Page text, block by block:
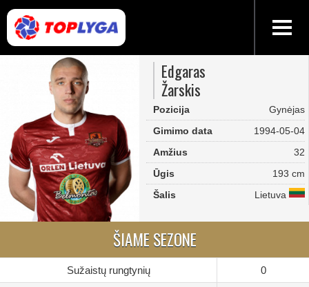
Edgaras
Žarskis
Pozicija
Gynėjas
Gimimo data
1994-05-04
Amžius
32
Ūgis
193 cm
Šalis
Lietuva
ŠIAME SEZONE
Sužaistų rungtynių 0